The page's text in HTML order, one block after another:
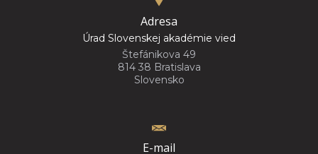
Adresa
Úrad Slovenskej akadémie vied
Štefánikova 49
814 38 Bratislava
Slovensko
E-mail